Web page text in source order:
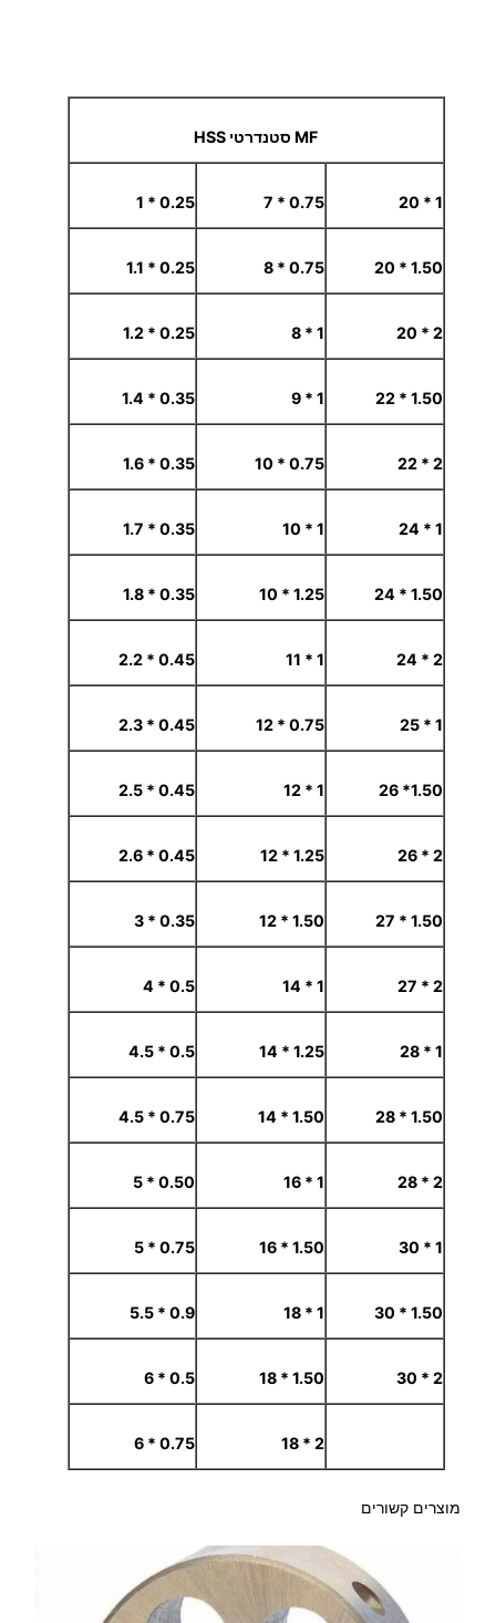
MF סטנדרטי HSS
1 * 20
0.75 * 7
0.25 * 1
1.50 * 20
0.75 * 8
0.25 * 1.1
2 * 20
1 * 8
0.25 * 1.2
1.50 * 22
1 * 9
0.35 * 1.4
2 * 22
0.75 * 10
0.35 * 1.6
1 * 24
1 * 10
0.35 * 1.7
1.50 * 24
1.25 * 10
0.35 * 1.8
2 * 24
1 * 11
0.45 * 2.2
1 * 25
0.75 * 12
0.45 * 2.3
1.50* 26
1 * 12
0.45 * 2.5
2 * 26
1.25 * 12
0.45 * 2.6
1.50 * 27
1.50 * 12
0.35 * 3
2 * 27
1 * 14
0.5 * 4
1 * 28
1.25 * 14
0.5 * 4.5
1.50 * 28
1.50 * 14
0.75 * 4.5
2 * 28
1 * 16
0.50 * 5
1 * 30
1.50 * 16
0.75 * 5
1.50 * 30
1 * 18
0.9 * 5.5
2 * 30
1.50 * 18
0.5 * 6
2 * 18
0.75 * 6
מוצרים קשורים